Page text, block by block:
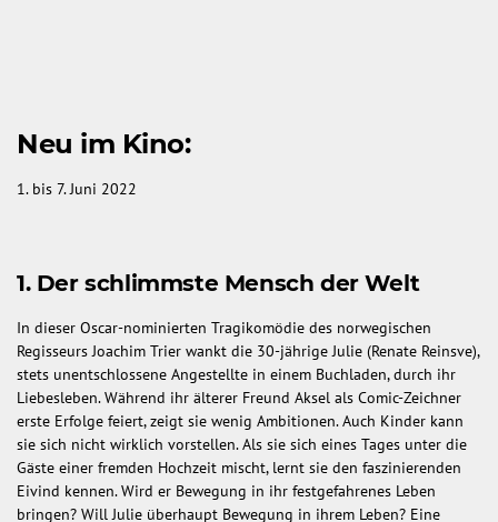
Neu im Kino:
1. bis 7. Juni 2022
1. Der schlimmste Mensch der Welt
In dieser Oscar-nominierten Tragikomödie des norwegischen
Regisseurs Joachim Trier wankt die 30-jährige Julie (Renate Reinsve),
stets unentschlossene Angestellte in einem Buchladen, durch ihr
Liebesleben. Während ihr älterer Freund Aksel als Comic-Zeichner
erste Erfolge feiert, zeigt sie wenig Ambitionen. Auch Kinder kann
sie sich nicht wirklich vorstellen. Als sie sich eines Tages unter die
Gäste einer fremden Hochzeit mischt, lernt sie den faszinierenden
Eivind kennen. Wird er Bewegung in ihr festgefahrenes Leben
bringen? Will Julie überhaupt Bewegung in ihrem Leben? Eine